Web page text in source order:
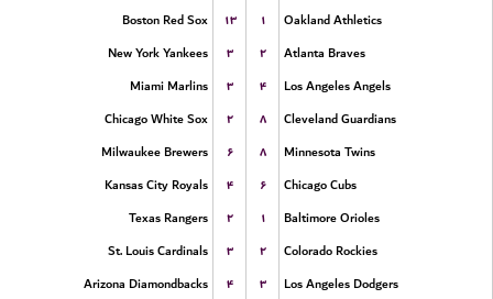
Boston Red Sox
۱۳ ۱
Oakland Athletics
New York Yankees
۳ ۲
Atlanta Braves
Miami Marlins
۳ ۴
Los Angeles Angels
Chicago White Sox
۲ ۸
Cleveland Guardians
Milwaukee Brewers
۶ ۸
Minnesota Twins
Kansas City Royals
۴ ۶
Chicago Cubs
Texas Rangers
۲ ۱
Baltimore Orioles
St. Louis Cardinals
۳ ۲
Colorado Rockies
Arizona Diamondbacks
۴ ۳
Los Angeles Dodgers